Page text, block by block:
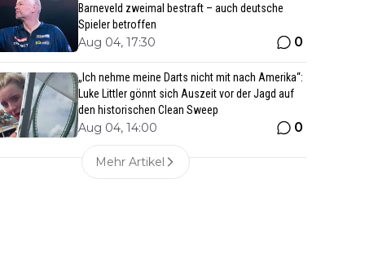
Barneveld zweimal bestraft – auch deutsche
Spieler betroffen
Aug 04, 17:30 0
„Ich nehme meine Darts nicht mit nach Amerika“:
Luke Littler gönnt sich Auszeit vor der Jagd auf
den historischen Clean Sweep
Aug 04, 14:00 0
Mehr Artikel